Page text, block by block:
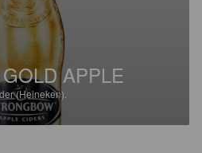
APPLE
(Heineken).